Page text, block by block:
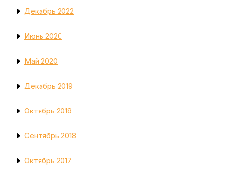
Декабрь 2022
Июнь 2020
Май 2020
Декабрь 2019
Октябрь 2018
Сентябрь 2018
Октябрь 2017